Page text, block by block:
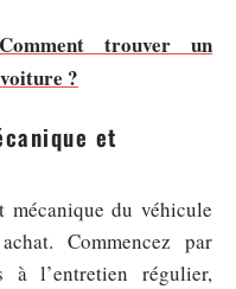
Comment trouver un
?
et
mécanique du véhicule
Commencez par
à l’entretien régulier,